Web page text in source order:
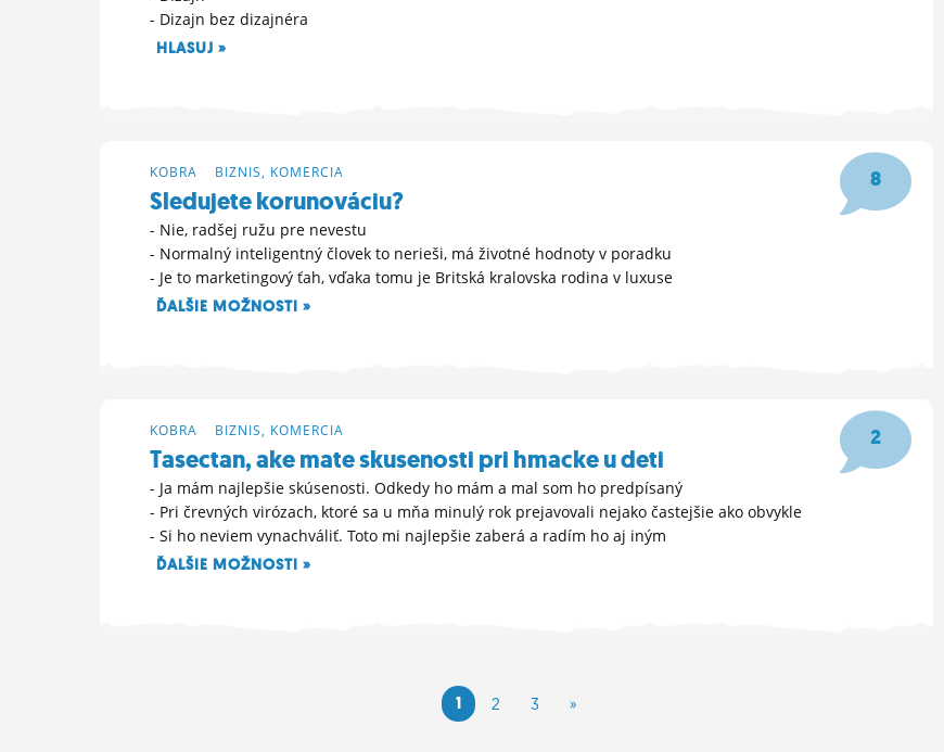
- Dizajn bez dizajnéra
HLASUJ »
8
KOBRA BIZNIS, KOMERCIA
Sledujete korunováciu?
- Nie, radšej ružu pre nevestu
- Normalný inteligentný človek to nerieši, má životné hodnoty v poradku
- Je to marketingový ťah, vďaka tomu je Britská kralovska rodina v luxuse
ĎALŠIE MOŽNOSTI »
2
KOBRA BIZNIS, KOMERCIA
Tasectan, ake mate skusenosti pri hmacke u deti
- Ja mám najlepšie skúsenosti. Odkedy ho mám a mal som ho predpísaný
- Pri črevných virózach, ktoré sa u mňa minulý rok prejavovali nejako častejšie ako obvykle
- Si ho neviem vynachváliť. Toto mi najlepšie zaberá a radím ho aj iným
ĎALŠIE MOŽNOSTI »
1 2 3 »